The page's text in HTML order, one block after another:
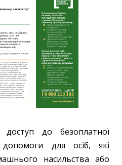
до безоплатної
для осіб, які
насильства або